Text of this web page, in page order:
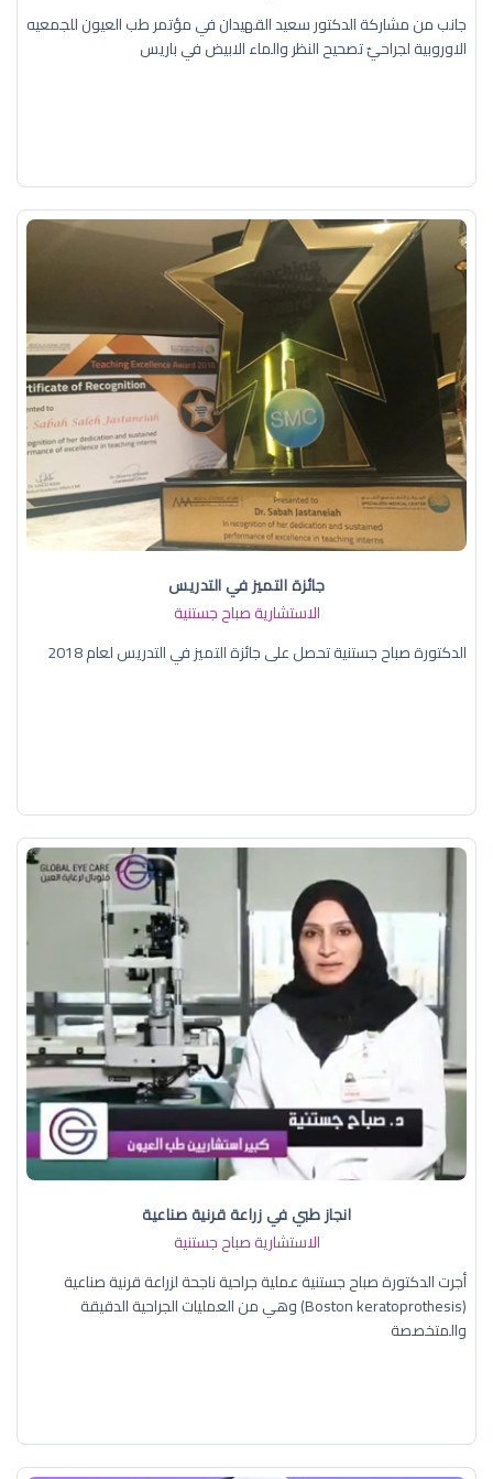
جانب من مشاركة الدكتور سعيد القهيدان في مؤتمر طب العيون للجمعيه
الاوروبية لجراحيّ تصحيح النظر والماء الابيض في باريس
جائزة التميز في التدريس
الاستشارية صباح جستنية
الدكتورة صباح جستنية تحصل على جائزة التميز في التدريس لعام 2018
انجاز طبي في زراعة قرنية صناعية
الاستشارية صباح جستنية
أجرت الدكتورة صباح جستنية عملية جراحية ناجحة لزراعة قرنية صناعية
(Boston keratoprothesis) وهي من العمليات الجراحية الدقيقة
والمتخصصة